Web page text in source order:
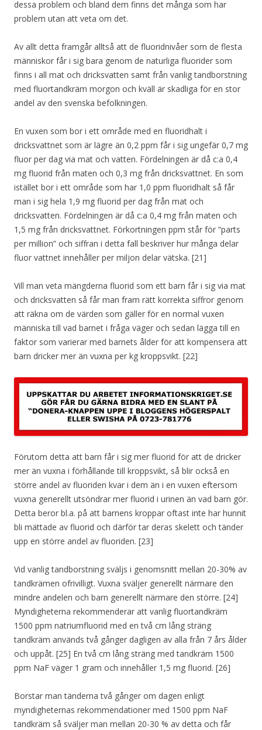
dessa problem och bland dem finns det många som har
problem utan att veta om det.
Av allt detta framgår alltså att de fluoridnivåer som de flesta
människor får i sig bara genom de naturliga fluorider som
finns i all mat och dricksvatten samt från vanlig tandborstning
med fluortandkräm morgon och kväll är skadliga för en stor
andel av den svenska befolkningen.
En vuxen som bor i ett område med en fluoridhalt i
dricksvattnet som är lägre än 0,2 ppm får i sig ungefär 0,7 mg
fluor per dag via mat och vatten. Fördelningen är då c:a 0,4
mg fluorid från maten och 0,3 mg från dricksvattnet. En som
istället bor i ett område som har 1,0 ppm fluoridhalt så får
man i sig hela 1,9 mg fluorid per dag från mat och
dricksvatten. Fördelningen är då c:a 0,4 mg från maten och
1,5 mg från dricksvattnet. Förkortningen ppm står för “parts
per million” och siffran i detta fall beskriver hur många delar
fluor vattnet innehåller per miljon delar vätska. [21]
Vill man veta mängderna fluorid som ett barn får i sig via mat
och dricksvatten så får man fram rätt korrekta siffror genom
att räkna om de värden som gäller för en normal vuxen
människa till vad barnet i fråga väger och sedan lägga till en
faktor som varierar med barnets ålder för att kompensera att
barn dricker mer än vuxna per kg kroppsvikt. [22]
Förutom detta att barn får i sig mer fluorid för att de dricker
mer än vuxna i förhållande till kroppsvikt, så blir också en
större andel av fluoriden kvar i dem än i en vuxen eftersom
vuxna generellt utsöndrar mer fluorid i urinen än vad barn gör.
Detta beror bl.a. på att barnens kroppar oftast inte har hunnit
bli mättade av fluorid och därför tar deras skelett och tänder
upp en större andel av fluoriden. [23]
Vid vanlig tandborstning sväljs i genomsnitt mellan 20-30% av
tandkrämen ofrivilligt. Vuxna sväljer generellt närmare den
mindre andelen och barn generellt närmare den större. [24]
Myndigheterna rekommenderar att vanlig fluortandkräm
1500 ppm natriumfluorid med en två cm lång sträng
tandkräm används två gånger dagligen av alla från 7 års ålder
och uppåt. [25] En två cm lång sträng med tandkräm 1500
ppm NaF väger 1 gram och innehåller 1,5 mg fluorid. [26]
Borstar man tänderna två gånger om dagen enligt
myndigheternas rekommendationer med 1500 ppm NaF
tandkräm så sväljer man mellan 20-30 % av detta och får